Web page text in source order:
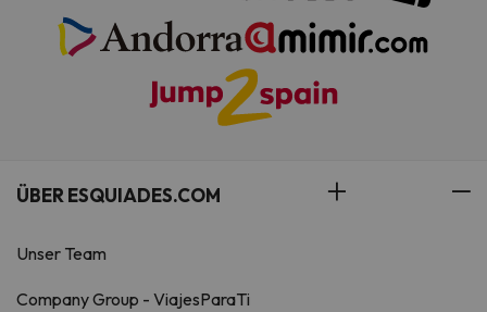
ÜBER ESQUIADES.COM
Unser Team
Company Group - ViajesParaTi